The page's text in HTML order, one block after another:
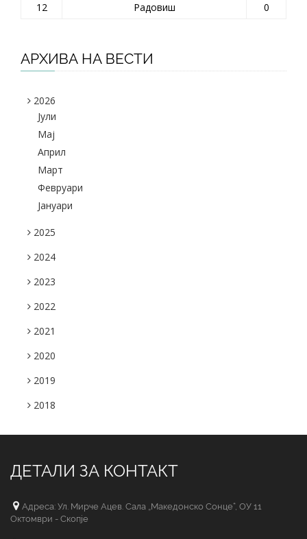
12
Радовиш 0
АРХИВА НА ВЕСТИ
2026
Јули
Maj
Април
Март
Февруари
Јануари
2025
2024
2023
2022
2021
2020
2019
2018
ДЕТАЛИ ЗА КОНТАКТ
Адреса: Ул. Мирче Ацев. Сала „Македонско Сонце“, ОУ 11
Октомври - Скопје